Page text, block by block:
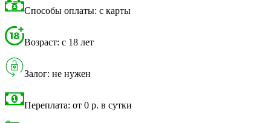
Способы оплаты: с карты
Возраст: с 18 лет
Залог: не нужен
Переплата: от 0 р. в сутки